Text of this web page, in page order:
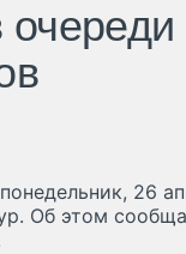
26
Об этом